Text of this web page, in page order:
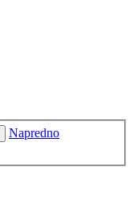
Napredno